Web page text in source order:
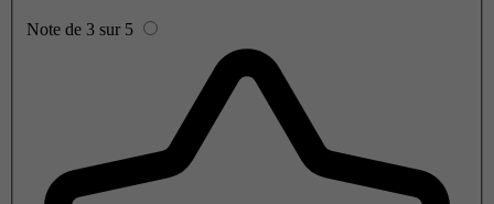
Note de 3 sur 5